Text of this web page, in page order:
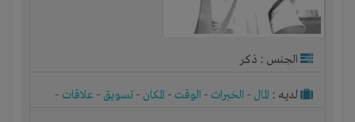
الجنس : ذكر
لديـه : المال - الخبرات - الوقت - المكان - تسويق - علاقات -